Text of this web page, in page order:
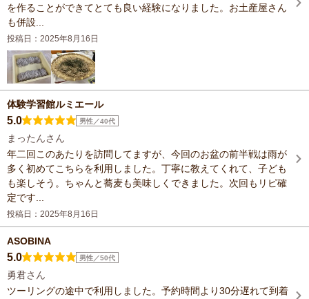
を作ることができてとても良い経験になりました。お土産屋さん
も併設...
投稿日：2025年8月16日
体験学習館ルミエール
5.0 男性／40代
まったんさん
年二回このあたりを訪問してますが、今回のお盆の前半戦は雨が
多く初めてこちらを利用しました。丁寧に教えてくれて、子ども
も楽しそう。ちゃんと蕎麦も美味しくできました。次回もリピ確
定です...
投稿日：2025年8月16日
ASOBINA
5.0 男性／50代
勇君さん
ツーリングの途中で利用しました。予約時間より30分遅れて到着